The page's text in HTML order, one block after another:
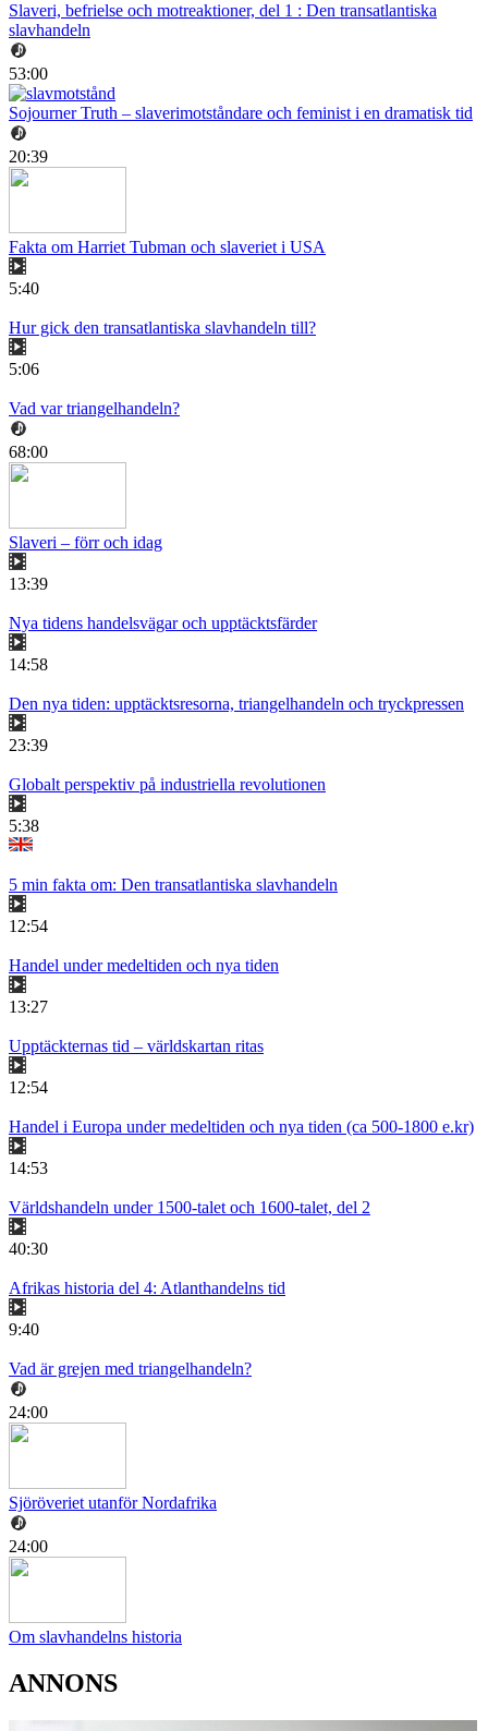
Slaveri, befrielse och motreaktioner, del 1 : Den transatlantiska
slavhandeln
53:00
Sojourner Truth – slaverimotståndare och feminist i en dramatisk tid
20:39
Fakta om Harriet Tubman och slaveriet i USA
5:40
Hur gick den transatlantiska slavhandeln till?
5:06
Vad var triangelhandeln?
68:00
Slaveri – förr och idag
13:39
Nya tidens handelsvägar och upptäcktsfärder
14:58
Den nya tiden: upptäcktsresorna, triangelhandeln och tryckpressen
23:39
Globalt perspektiv på industriella revolutionen
5:38
5 min fakta om: Den transatlantiska slavhandeln
12:54
Handel under medeltiden och nya tiden
13:27
Upptäckternas tid – världskartan ritas
12:54
Handel i Europa under medeltiden och nya tiden (ca 500-1800 e.kr)
14:53
Världshandeln under 1500-talet och 1600-talet, del 2
40:30
Afrikas historia del 4: Atlanthandelns tid
9:40
Vad är grejen med triangelhandeln?
24:00
Sjöröveriet utanför Nordafrika
24:00
Om slavhandelns historia
ANNONS